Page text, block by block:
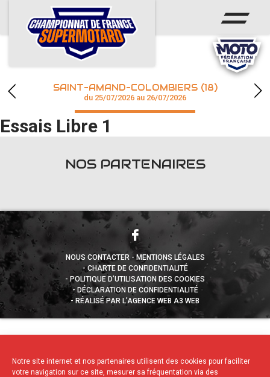
Notre site internet et nos partenaires utilisent des cookies pour faciliter
votre navigation sur ce site, mesurer sa fréquentation via des
ACCUEIL
ACTUS
CALENDRIER
CHAMPIONNAT
RÉSULTATS
SAINT-AMAND-COLOMBIERS (18)
du 25/07/2026 au 26/07/2026
Essais Libre 1
NOS PARTENAIRES
NOUS CONTACTER
MENTIONS LÉGALES
CHARTE DE CONFIDENTIALITÉ
POLITIQUE D’UTILISATION DES COOKIES
DÉCLARATION DE CONFIDENTIALITÉ
RÉALISÉ PAR L’AGENCE WEB A3 WEB